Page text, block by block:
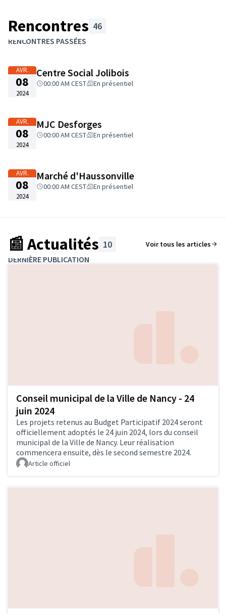
Rencontres 46
L'élément suivant est une carte qui présente les éléments de
Passer la carte
−
RENCONTRES PASSÉES
AVR.
08
2024
Centre Social Jolibois
00:00 AM CEST En présentiel
AVR.
08
2024
MJC Desforges
00:00 AM CEST En présentiel
AVR.
08
2024
Marché d'Haussonville
00:00 AM CEST En présentiel
📰 Actualités 10 Voir tous les articles
DERNIÈRE PUBLICATION
Conseil municipal de la Ville de Nancy - 24
juin 2024
Les projets retenus au Budget Participatif 2024 seront
officiellement adoptés le 24 juin 2024, lors du conseil
municipal de la Ville de Nancy. Leur réalisation
commencera ensuite, dès le second semestre 2024.
Article officiel